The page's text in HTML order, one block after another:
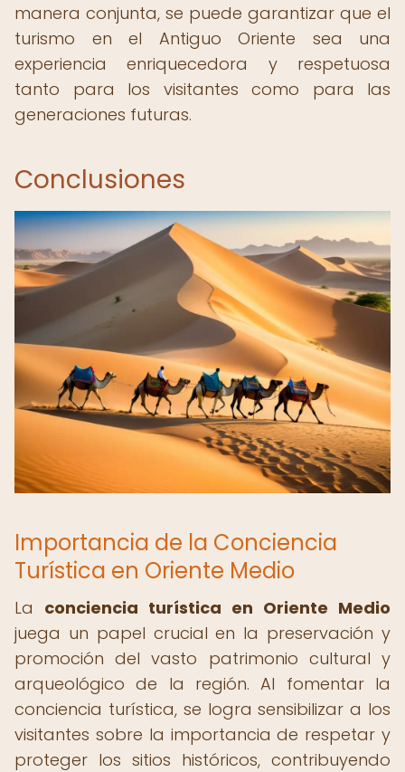
manera conjunta, se puede garantizar que el
turismo en el Antiguo Oriente sea una
experiencia enriquecedora y respetuosa
tanto para los visitantes como para las
generaciones futuras.
Conclusiones
Importancia de la Conciencia
Turística en Oriente Medio
La conciencia turística en Oriente Medio
juega un papel crucial en la preservación y
promoción del vasto patrimonio cultural y
arqueológico de la región. Al fomentar la
conciencia turística, se logra sensibilizar a los
visitantes sobre la importancia de respetar y
proteger los sitios históricos, contribuyendo